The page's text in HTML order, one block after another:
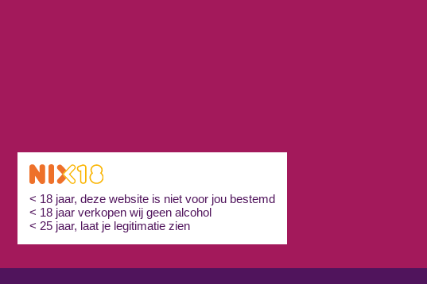
< 18 jaar, deze website is niet voor jou bestemd
< 18 jaar verkopen wij geen alcohol
< 25 jaar, laat je legitimatie zien